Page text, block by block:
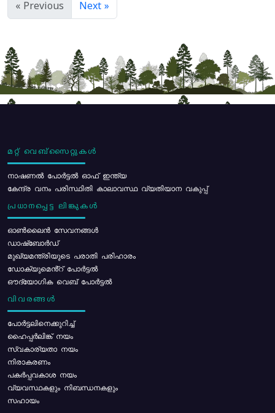
« Previous Next »
മറ്റ് വെബ്സൈറ്റുകൾ
നാഷണൽ പോർട്ടൽ ഓഫ് ഇന്ത്യ
കേന്ദ്ര വനം പരിസ്ഥിതി കാലാവസ്ഥ വ്യതിയാന വകുപ്പ്
പ്രധാനപ്പെട്ട ലിങ്കുകൾ
ഓൺലൈൻ സേവനങ്ങൾ
ഡാഷ്ബോർഡ്
മുഖ്യമന്ത്രിയുടെ പരാതി പരിഹാരം
ഡോക്യുമെൻ്റ് പോർട്ടൽ
ഔദ്യോഗിക വെബ് പോർട്ടൽ
വിവരങ്ങൾ
പോര്‍ട്ടലിനെക്കുറിച്ച്
ഹൈപ്പർലിങ്ക് നയം
സ്വകാര്യതാ നയം
നിരാകരണം
പകർപ്പവകാശ നയം
വ്യവസ്ഥകളും നിബന്ധനകളും
സഹായം